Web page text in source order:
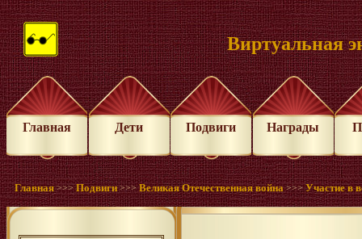
Виртуальная
Главная Дети Подвиги Награды
Главная >>>Подвиги >>>Великая Отечественная война >>>Участие в